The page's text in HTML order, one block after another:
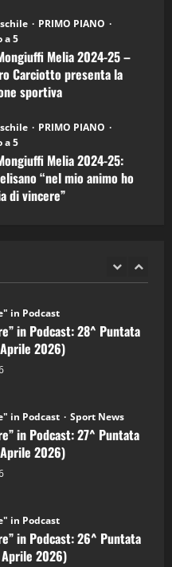
PRIMO PIANO
a 5
Melia 2024-25 –
Carciotto presenta la
sportiva
PRIMO PIANO
a 5
Melia 2024-25:
“nel mio animo ho
di vincere”
in Podcast: 26^ Puntata
2026)
in Podcast: 30^ Puntata
2026)
in Podcast
in Podcast: 28^ Puntata
2026)
in Podcast Sport News
in Podcast: 27^ Puntata
2026)
in Podcast
in Podcast: 26^ Puntata
2026)